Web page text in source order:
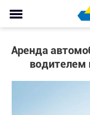
Аренда
водителем